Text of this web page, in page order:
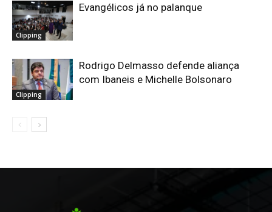
Clipping
Evangélicos já no palanque
Clipping
Rodrigo Delmasso defende aliança
com Ibaneis e Michelle Bolsonaro